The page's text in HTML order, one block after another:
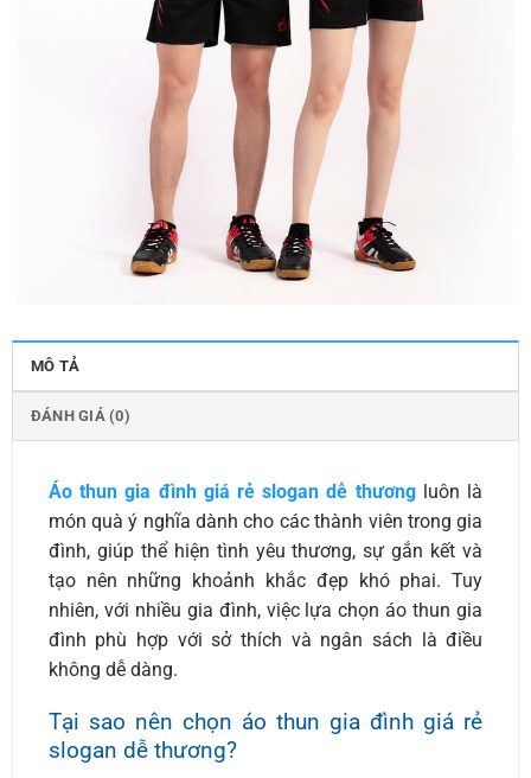
MÔ TẢ
ĐÁNH GIÁ (0)
Áo thun gia đình giá rẻ slogan dễ thươngluôn là
món quà ý nghĩa dành cho các thành viên trong gia
đình, giúp thể hiện tình yêu thương, sự gắn kết và
tạo nên những khoảnh khắc đẹp khó phai. Tuy
nhiên, với nhiều gia đình, việc lựa chọn áo thun gia
đình phù hợp với sở thích và ngân sách là điều
không dễ dàng.
Tại sao nên chọn áo thun gia đình giá rẻ
slogan dễ thương?